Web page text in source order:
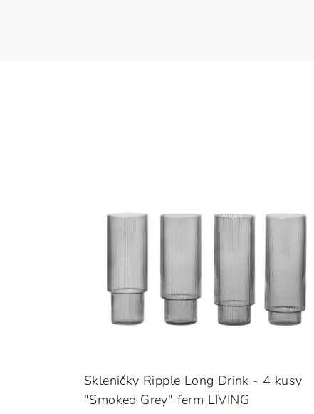
Skleničky Ripple Long Drink - 4 kusy
"Smoked Grey" ferm LIVING